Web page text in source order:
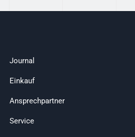
Journal
Einkauf
Ansprechpartner
Service